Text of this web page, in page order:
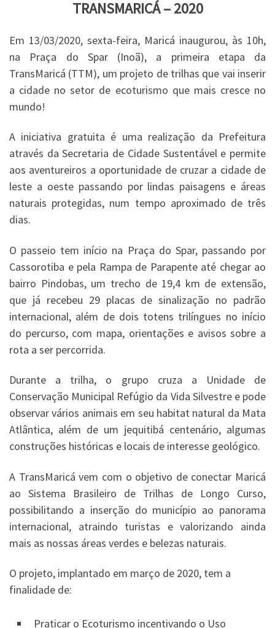
TRANSMARICÁ – 2020
Em 13/03/2020, sexta-feira, Maricá inaugurou, às 10h,
na Praça do Spar (Inoã), a primeira etapa da
TransMaricá (TTM), um projeto de trilhas que vai inserir
a cidade no setor de ecoturismo que mais cresce no
mundo!
A iniciativa gratuita é uma realização da Prefeitura
através da Secretaria de Cidade Sustentável e permite
aos aventureiros a oportunidade de cruzar a cidade de
leste a oeste passando por lindas paisagens e áreas
naturais protegidas, num tempo aproximado de três
dias.
O passeio tem início na Praça do Spar, passando por
Cassorotiba e pela Rampa de Parapente até chegar ao
bairro Pindobas, um trecho de 19,4 km de extensão,
que já recebeu 29 placas de sinalização no padrão
internacional, além de dois totens trilíngues no início
do percurso, com mapa, orientações e avisos sobre a
rota a ser percorrida.
Durante a trilha, o grupo cruza a Unidade de
Conservação Municipal Refúgio da Vida Silvestre e pode
observar vários animais em seu habitat natural da Mata
Atlântica, além de um jequitibá centenário, algumas
construções históricas e locais de interesse geológico.
A TransMaricá vem com o objetivo de conectar Maricá
ao Sistema Brasileiro de Trilhas de Longo Curso,
possibilitando a inserção do município ao panorama
internacional, atraindo turistas e valorizando ainda
mais as nossas áreas verdes e belezas naturais.
O projeto, implantado em março de 2020, tem a
finalidade de:
Praticar o Ecoturismo incentivando o Uso